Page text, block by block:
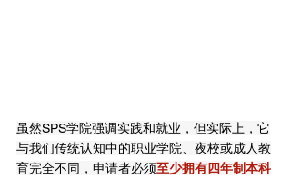
虽然SPS学院强调实践和就业，但实际上，它
与我们传统认知中的职业学院、夜校或成人教
育完全不同，申请者必须至少拥有四年制本科